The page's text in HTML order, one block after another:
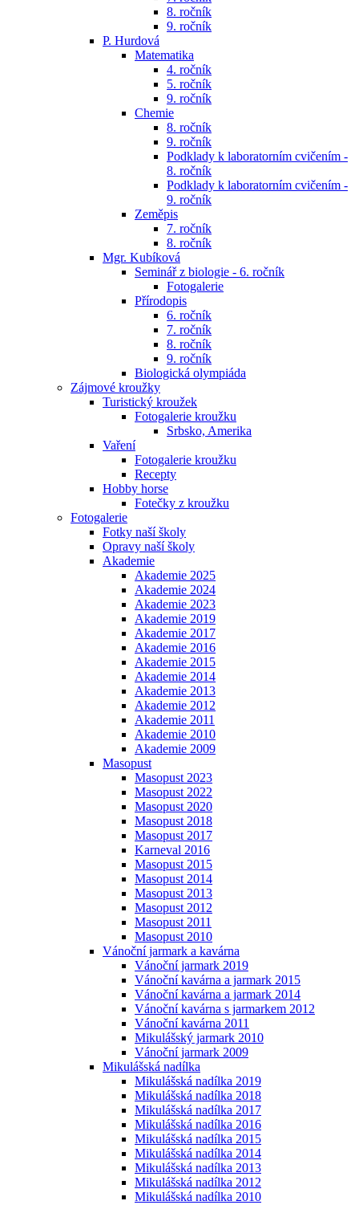
8. ročník
9. ročník
P. Hurdová
Matematika
4. ročník
5. ročník
9. ročník
Chemie
8. ročník
9. ročník
Podklady k laboratorním cvičením -
8. ročník
Podklady k laboratorním cvičením -
9. ročník
Zeměpis
7. ročník
8. ročník
Mgr. Kubíková
Seminář z biologie - 6. ročník
Fotogalerie
Přírodopis
6. ročník
7. ročník
8. ročník
9. ročník
Biologická olympiáda
Zájmové kroužky
Turistický kroužek
Fotogalerie kroužku
Srbsko, Amerika
Vaření
Fotogalerie kroužku
Recepty
Hobby horse
Fotečky z kroužku
Fotogalerie
Fotky naší školy
Opravy naší školy
Akademie
Akademie 2025
Akademie 2024
Akademie 2023
Akademie 2019
Akademie 2017
Akademie 2016
Akademie 2015
Akademie 2014
Akademie 2013
Akademie 2012
Akademie 2011
Akademie 2010
Akademie 2009
Masopust
Masopust 2023
Masopust 2022
Masopust 2020
Masopust 2018
Masopust 2017
Karneval 2016
Masopust 2015
Masopust 2014
Masopust 2013
Masopust 2012
Masopust 2011
Masopust 2010
Vánoční jarmark a kavárna
Vánoční jarmark 2019
Vánoční kavárna a jarmark 2015
Vánoční kavárna a jarmark 2014
Vánoční kavárna s jarmarkem 2012
Vánoční kavárna 2011
Mikulášský jarmark 2010
Vánoční jarmark 2009
Mikulášská nadílka
Mikulášská nadílka 2019
Mikulášská nadílka 2018
Mikulášská nadílka 2017
Mikulášská nadílka 2016
Mikulášská nadílka 2015
Mikulášská nadílka 2014
Mikulášská nadílka 2013
Mikulášská nadílka 2012
Mikulášská nadílka 2010